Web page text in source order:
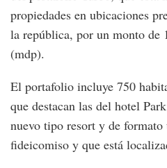
propiedades en ubicaciones
la república, por un monto de
(mdp).
El portafolio incluye 750
que destacan las del hotel
nuevo tipo resort y de
fideicomiso y que está